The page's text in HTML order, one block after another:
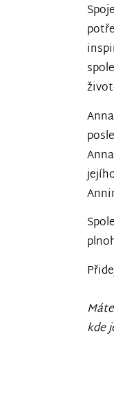
kde